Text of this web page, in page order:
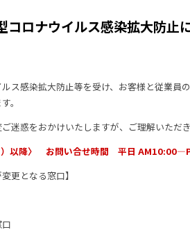
コロナウイルス感染拡大防
ス感染拡大防止等を受け、お客様と従業員
。
迷惑をおかけいたしますが、ご理解いただ
）以降〉 お問い合せ時間 平日
更となる窓口】